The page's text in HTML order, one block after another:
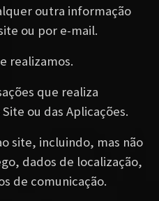
outra informação
ou por e-mail.
realizamos.
que realiza
ou das Aplicações.
site, incluindo, mas não
dados de localização,
de comunicação.